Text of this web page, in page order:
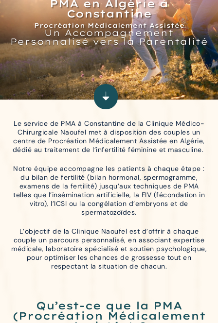
PMA en Algérie à
Constantine
Procréation Médicalement Assistée
Un Accompagnement
Personnalisé vers la Parentalité
Le service de PMA à Constantine de la Clinique Médico-
Chirurgicale Naoufel met à disposition des couples un
centre de Procréation Médicalement Assistée en Algérie,
dédié au traitement de l’infertilité féminine et masculine.
Notre équipe accompagne les patients à chaque étape :
du bilan de fertilité (bilan hormonal, spermogramme,
examens de la fertilité) jusqu’aux techniques de PMA
telles que l’insémination artificielle, la FIV (fécondation in
vitro), l’ICSI ou la congélation d’embryons et de
spermatozoïdes.
L’objectif de la Clinique Naoufel est d’offrir à chaque
couple un parcours personnalisé, en associant expertise
médicale, laboratoire spécialisé et soutien psychologique,
pour optimiser les chances de grossesse tout en
respectant la situation de chacun.
Qu’est-ce que la PMA
(Procréation Médicalement